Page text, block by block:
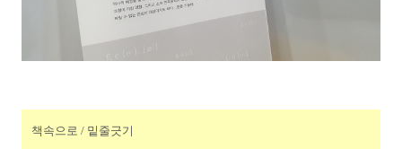
책속으로 / 밑줄긋기